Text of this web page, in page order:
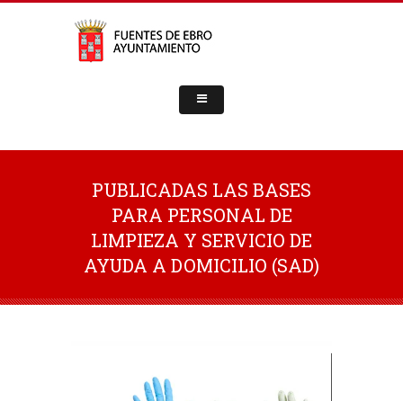
PUBLICADAS LAS BASES
PARA PERSONAL DE
LIMPIEZA Y SERVICIO DE
AYUDA A DOMICILIO (SAD)